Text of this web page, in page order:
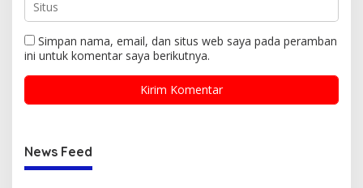
Simpan nama, email, dan situs web saya pada peramban
ini untuk komentar saya berikutnya.
News Feed